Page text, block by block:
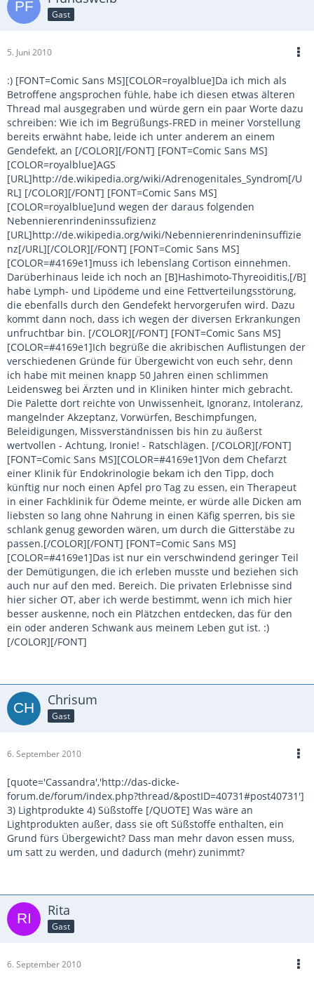
Gast
5. Juni 2010
:) [FONT=Comic Sans MS][COLOR=royalblue]Da ich mich als
Betroffene angsprochen fühle, habe ich diesen etwas älteren
Thread mal ausgegraben und würde gern ein paar Worte dazu
schreiben: Wie ich im Begrüßungs-FRED in meiner Vorstellung
bereits erwähnt habe, leide ich unter anderem an einem
Gendefekt, an [/COLOR][/FONT] [FONT=Comic Sans MS]
[COLOR=royalblue]AGS
[URL]http://de.wikipedia.org/wiki/Adrenogenitales_Syndrom[/U
RL] [/COLOR][/FONT] [FONT=Comic Sans MS]
[COLOR=royalblue]und wegen der daraus folgenden
Nebennierenrindeninssufizienz
[URL]http://de.wikipedia.org/wiki/Nebennierenrindeninsuffizie
nz[/URL][/COLOR][/FONT] [FONT=Comic Sans MS]
[COLOR=#4169e1]muss ich lebenslang Cortison einnehmen.
Darüberhinaus leide ich noch an [B]Hashimoto-Thyreoiditis,[/B]
habe Lymph- und Lipödeme und eine Fettverteilungsstörung,
die ebenfalls durch den Gendefekt hervorgerufen wird. Dazu
kommt dann noch, dass ich wegen der diversen Erkrankungen
unfruchtbar bin. [/COLOR][/FONT] [FONT=Comic Sans MS]
[COLOR=#4169e1]Ich begrüße die akribischen Auflistungen der
verschiedenen Gründe für Übergewicht von euch sehr, denn
ich habe mit meinen knapp 50 Jahren einen schlimmen
Leidensweg bei Ärzten und in Kliniken hinter mich gebracht.
Die Palette dort reichte von Unwissenheit, Ignoranz, Intoleranz,
mangelnder Akzeptanz, Vorwürfen, Beschimpfungen,
Beleidigungen, Missverständnissen bis hin zu äußerst
wertvollen - Achtung, Ironie! - Ratschlägen. [/COLOR][/FONT]
[FONT=Comic Sans MS][COLOR=#4169e1]Von dem Chefarzt
einer Klinik für Endokrinologie bekam ich den Tipp, doch
künftig nur noch einen Apfel pro Tag zu essen, ein Therapeut
in einer Fachklinik für Ödeme meinte, er würde alle Dicken am
liebsten so lang ohne Nahrung in einen Käfig sperren, bis sie
schlank genug geworden wären, um durch die Gitterstäbe zu
passen.[/COLOR][/FONT] [FONT=Comic Sans MS]
[COLOR=#4169e1]Das ist nur ein verschwindend geringer Teil
der Demütigungen, die ich erleben musste und beziehen sich
auch nur auf den med. Bereich. Die privaten Erlebnisse sind
hier sicher OT, aber ich werde bestimmt, wenn ich mich hier
besser auskenne, noch ein Plätzchen entdecken, das für den
ein oder anderen Schwank aus meinem Leben gut ist. :)
[/COLOR][/FONT]
Chrisum
Gast
6. September 2010
[quote='Cassandra','http://das-dicke-
forum.de/forum/index.php?thread/&postID=40731#post40731']
3) Lightprodukte 4) Süßstoffe [/QUOTE] Was wäre an
Lightprodukten außer, dass sie oft Süßstoffe enthalten, ein
Grund fürs Übergewicht? Dass man mehr davon essen muss,
um satt zu werden, und dadurch (mehr) zunimmt?
Rita
Gast
6. September 2010